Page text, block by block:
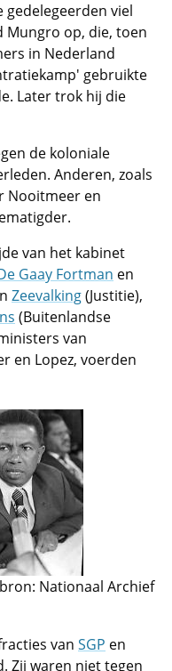
gedelegeerden viel
Mungro op, die, toen
in Nederland
gebruikte
Later trok hij die
de koloniale
Anderen, zoals
Nooitmeer en
van het kabinet
Gaay Fortman en
Zeevalking(Justitie),
(Buitenlandse
van
en Lopez, voerden
Nationaal Archief
van SGP en
Zij waren niet tegen